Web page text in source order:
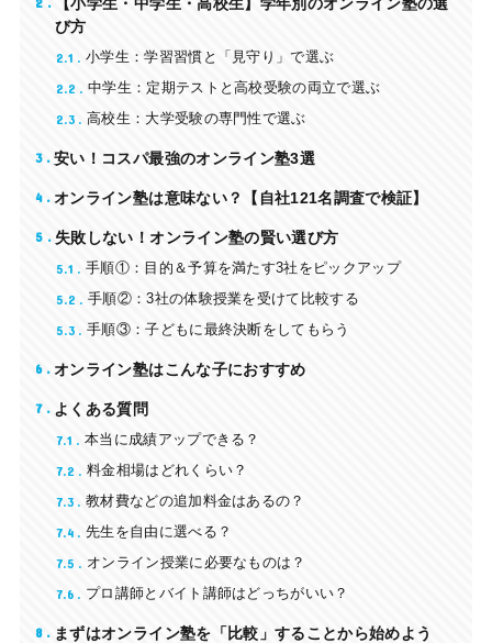
び方
2.1
小学生：学習習慣と「見守り」で選ぶ
2.2
中学生：定期テストと高校受験の両立で選ぶ
2.3
高校生：大学受験の専門性で選ぶ
3 安い！コスパ最強のオンライン塾3選
4 オンライン塾は意味ない？【自社121名調査で検証】
5 失敗しない！オンライン塾の賢い選び方
5.1
手順①：目的＆予算を満たす3社をピックアップ
5.2
手順②：3社の体験授業を受けて比較する
5.3
手順③：子どもに最終決断をしてもらう
6 オンライン塾はこんな子におすすめ
7 よくある質問
7.1
本当に成績アップできる？
7.2
料金相場はどれくらい？
7.3
教材費などの追加料金はあるの？
7.4
先生を自由に選べる？
7.5
オンライン授業に必要なものは？
7.6
プロ講師とバイト講師はどっちがいい？
8 まずはオンライン塾を「比較」することから始めよう